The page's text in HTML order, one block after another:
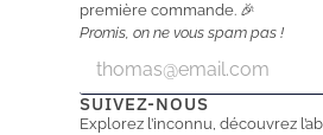
première commande. 🎉
Promis, on ne vous spam pas !
a
i
a
iSUIVEZ-NOUS
Explorez l’inconnu, découvrez